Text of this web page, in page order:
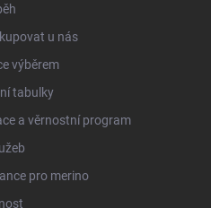
u nás
výběrem
tabulky
a věrnostní program
pro merino